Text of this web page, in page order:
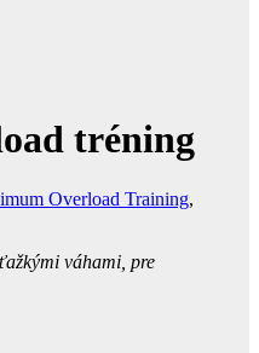
tréning
Overload Training,
váhami, pre